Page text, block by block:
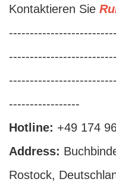
Kontaktieren Sie
-----------------
Hotline: +49 174
Address:
Rostock,